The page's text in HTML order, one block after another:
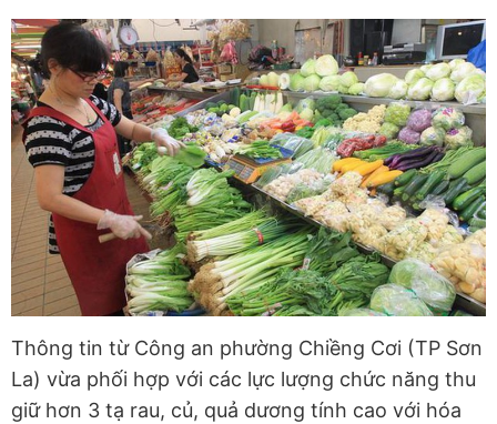
Thông tin từ Công an phường Chiềng Cơi (TP Sơn
La) vừa phối hợp với các lực lượng chức năng thu
giữ hơn 3 tạ rau, củ, quả dương tính cao với hóa